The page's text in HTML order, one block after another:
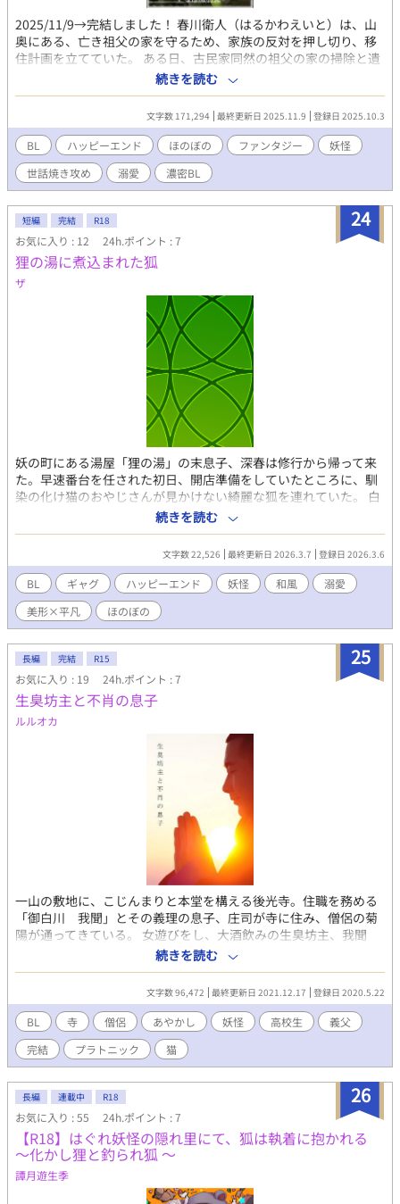
2025/11/9→完結しました！ 春川衛人（はるかわえいと）は、山
奥にある、亡き祖父の家を守るため、家族の反対を押し切り、移
住計画を立てていた。 ある日、古民家同然の祖父の家の掃除と遺
品整理をするため、十日間の休暇をとることに。 ところが、誰も
いないはずの家には、人影が。 その正体は、仙狸（せんり）とい
うあやかしと、人間の間に生まれたハーフの男、猫田千里（ねこ
たせんり）だった。 千里は、親譲りのあやかしの力をわずかに受
け継いでいる半妖。たくましい体に、美しい容姿をしていたが、
気が弱く、それでいて無意識、無差別的に人を魅了し、惑わせて
しまうという悩みを抱えていた。 一方で衛人は、恋愛そのものに
トラウマを抱え、心にしこりを抱えている。 居場所のない千里を
突っぱねることができない衛人は、安易な考えで、ひとまず祖父
の家に置いてやることに。しかし、千里と過ごすうち、彼の色気
と妖艶な魅力に急激に惹かれ、惑わされていく。 これは千里のま
やかしか。それとも恋か……。 そして、「人間を好きになったこ
とがない」千里の本当の気持ちは――？ 初恋にしこりを抱えた青
年、衛人と、人間社会で居場所を見つけられない半妖、そして山
の妖たちが送る、ちょっと和風な現代ファンタジーBLです。
続きを読む
文字数 171,294 最終更新日 2025.11.9 登録日 2025.10.3
BL ハッピーエンド ほのぼの ファンタジー
妖怪
世話焼き攻め
溺愛 濃密BL
24
短編 完結 R18
お気に入り : 12 24h.ポイント : 7
狸の湯に煮込まれた狐
ザ
妖の町にある湯屋「狸の湯」の末息子、深春は修行から帰って来
た。早速番台を任された初日、開店準備をしていたところに、馴
染の化け猫のおやじさんが見かけない綺麗な狐を連れていた。 白
(ビャク：狐)×深春(ミハル：狸)です。絆される話です。 ムーンラ
イトノベルズからの転載です。
続きを読む
文字数 22,526 最終更新日 2026.3.7 登録日 2026.3.6
BL ギャグ ハッピーエンド 妖怪 和風
溺愛
美形×平凡
ほのぼの
25
長編 完結 R15
お気に入り : 19 24h.ポイント : 7
生臭坊主と不肖の息子
ルルオカ
一山の敷地に、こじんまりと本堂を構える後光寺。住職を務める
「御白川 我聞」とその義理の息子、庄司が寺に住み、僧侶の菊
陽が通ってきている。 女遊びをし、大酒飲みの生臭坊主、我聞
が、ほとんど仕事をしない代わりに、庄司と菊陽が寺の業務に当
たる日々。たまに、我聞の胡散臭い商売の依頼主がきて、それを
皮切りに、この世ならざるものが、庄司の目に写り・・・。 生臭
で物臭な坊主と、その義理の息子と、寺に住みつく、あやかしが
関わってくるBL小説。BLっぽくはないけど、こんこんのセクハラ
発言多発や、後半に描写がでてくるの、ご注意。R15です。 「河
童がいない人の哀れ」はべつの依頼の小話になります。
続きを読む
文字数 96,472 最終更新日 2021.12.17 登録日 2020.5.22
BL 寺 僧侶 あやかし 妖怪 高校生
義父
完結
プラトニック 猫
26
長編 連載中 R18
お気に入り : 55 24h.ポイント : 7
【R18】はぐれ妖怪の隠れ里にて、狐は執着に抱かれる
～化かし狸と釣られ狐 ～
譚月遊生季